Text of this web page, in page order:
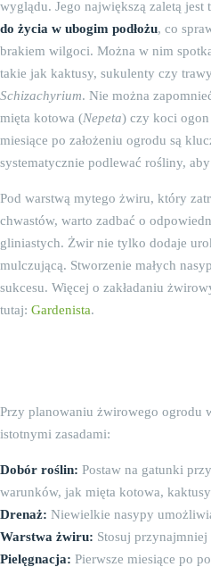
wyglądu. Jego największą zaletą jest
do życia w ubogim podłożu, co
brakiem wilgoci. Można w nim
takie jak kaktusy, sukulenty czy
Schizachyrium. Nie można
mięta kotowa (Nepeta) czy koci
miesiące po założeniu ogrodu są
systematycznie podlewać rośliny,
Pod warstwą mytego żwiru, który
chwastów, warto zadbać o
gliniastych. Żwir nie tylko dodaje
mulczującą. Stworzenie małych
sukcesu. Więcej o zakładaniu
tutaj: Gardenista.
Przy planowaniu żwirowego ogrodu
istotnymi zasadami:
Dobór roślin: Postaw na gatunki
warunków, jak mięta kotowa,
Drenaż: Niewielkie nasypy
Warstwa żwiru: Stosuj
Pielęgnacja: Pierwsze miesiące po